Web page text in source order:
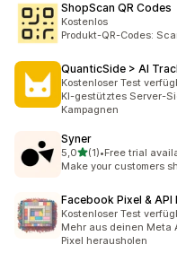
ShopScan QR Codes
Kostenlos
Produkt-QR-Codes:
QuanticSide > AI
Kostenloser Test
KI-gestütztes Server-
Kampagnen
Syner
5,0von 5 Sternen
(1)
1 Rezensionen
•Free trial
Make your customers
Facebook Pixel & API
Kostenloser Test
Mehr aus deinen Meta
Pixel herausholen